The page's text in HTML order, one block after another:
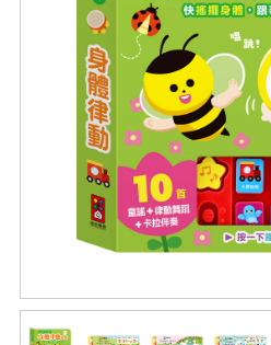
老師您好!!幼教會員火熱招募
海外購物免煩惱！點我查看『